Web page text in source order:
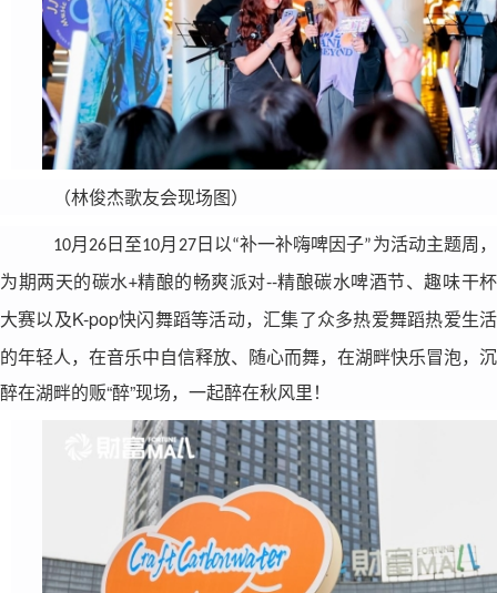
（林俊杰歌友会现场图）
10月26日至10月27日 以“补一补嗨啤因子”为活动主题周，
为期两天的碳水+精酿的畅爽派对--精酿碳水啤酒节、趣味干杯
大赛以及K-pop快闪舞蹈等活动，汇集了众多热爱舞蹈热爱生活
的年轻人，在音乐中自信释放、随心而舞，在湖畔快乐冒泡，沉
醉在湖畔的贩“醉”现场，一起醉在秋风里！